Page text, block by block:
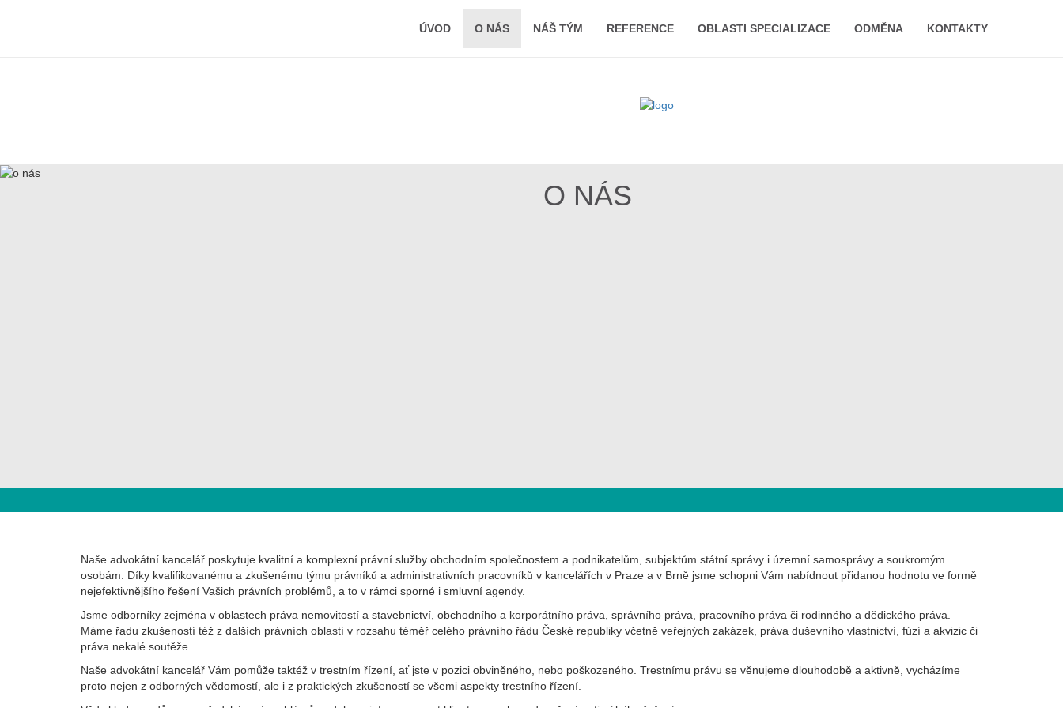
ÚVOD O NÁS NÁŠ TÝM REFERENCE OBLASTI SPECIALIZACE ODMĚNA KONTAKTY
O NÁS
Naše advokátní kancelář poskytuje kvalitní a komplexní právní služby obchodním společnostem a podnikatelům, subjektům státní správy i územní samosprávy a soukromým
osobám. Díky kvalifikovanému a zkušenému týmu právníků a administrativních pracovníků v kancelářích v Praze a v Brně jsme schopni Vám nabídnout přidanou hodnotu ve formě
nejefektivnějšího řešení Vašich právních problémů, a to v rámci sporné i smluvní agendy.
Jsme odborníky zejména v oblastech práva nemovitostí a stavebnictví, obchodního a korporátního práva, správního práva, pracovního práva či rodinného a dědického práva.
Máme řadu zkušeností též z dalších právních oblastí v rozsahu téměř celého právního řádu České republiky včetně veřejných zakázek, práva duševního vlastnictví, fúzí a akvizic či
práva nekalé soutěže.
Naše advokátní kancelář Vám pomůže taktéž v trestním řízení, ať jste v pozici obviněného, nebo poškozeného. Trestnímu právu se věnujeme dlouhodobě a aktivně, vycházíme
proto nejen z odborných vědomostí, ale i z praktických zkušeností se všemi aspekty trestního řízení.